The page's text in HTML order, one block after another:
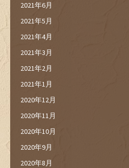
2021年6月
2021年5月
2021年4月
2021年3月
2021年2月
2021年1月
2020年12月
2020年11月
2020年10月
2020年9月
2020年8月